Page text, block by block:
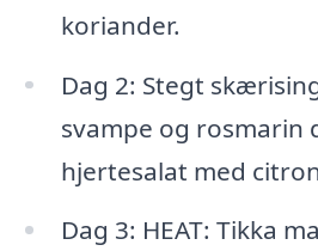
koriander.
Dag 2: Stegt
svampe og rosmarin
hjertesalat med
Dag 3: HEAT: Tikka